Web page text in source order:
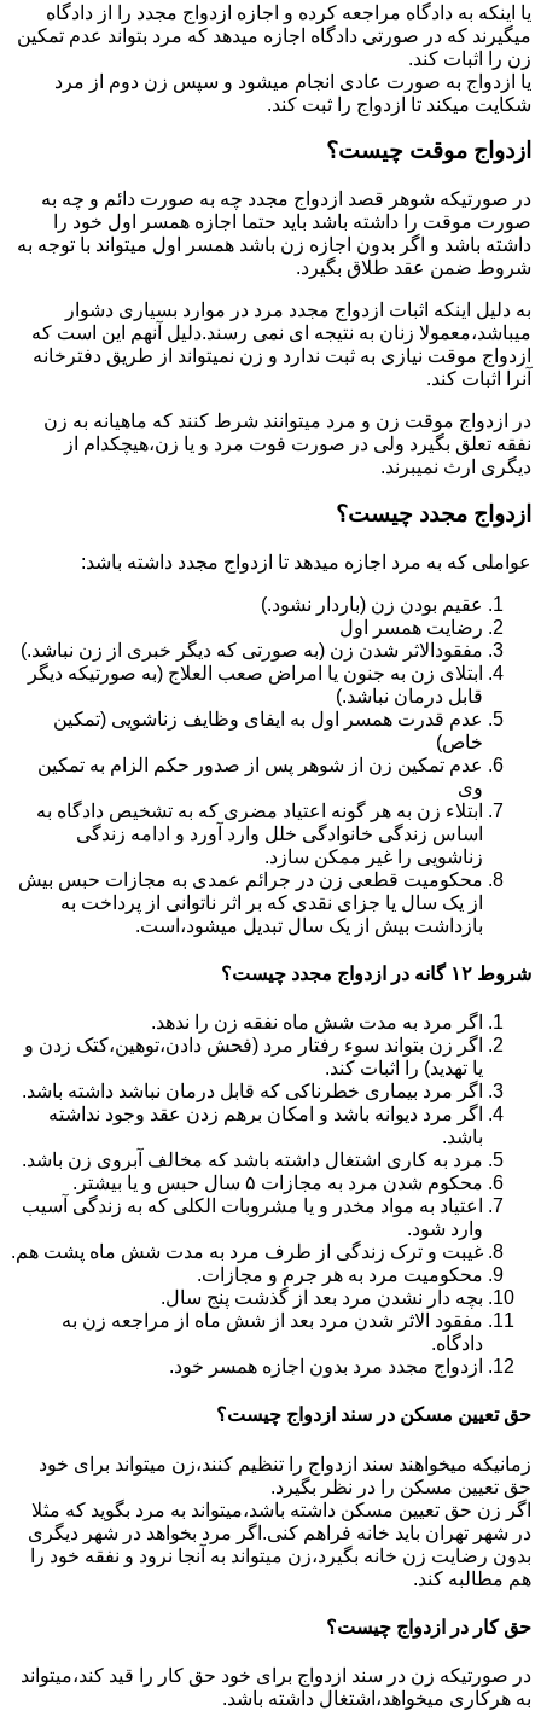
یا اینکه به دادگاه مراجعه کرده و اجازه ازدواج مجدد را از دادگاه
میگیرند که در صورتی دادگاه اجازه میدهد که مرد بتواند عدم تمکین
زن را اثبات کند.
یا ازدواج به صورت عادی انجام میشود و سپس زن دوم از مرد
شکایت میکند تا ازدواج را ثبت کند.
ازدواج موقت چیست؟
در صورتیکه شوهر قصد ازدواج مجدد چه به صورت دائم و چه به
صورت موقت را داشته باشد باید حتما اجازه همسر اول خود را
داشته باشد و اگر بدون اجازه زن باشد همسر اول میتواند با توجه به
شروط ضمن عقد طلاق بگیرد.
به دلیل اینکه اثبات ازدواج مجدد مرد در موارد بسیاری دشوار
میباشد،معمولا زنان به نتیجه ای نمی رسند.دلیل آنهم این است که
ازدواج موقت نیازی به ثبت ندارد و زن نمیتواند از طریق دفترخانه
آنرا اثبات کند.
در ازدواج موقت زن و مرد میتوانند شرط کنند که ماهیانه به زن
نفقه تعلق بگیرد ولی در صورت فوت مرد و یا زن،هیچکدام از
دیگری ارث نمیبرند.
ازدواج مجدد چیست؟
عواملی که به مرد اجازه میدهد تا ازدواج مجدد داشته باشد:
عقیم بودن زن (باردار نشود.)
رضایت همسر اول
مفقودالاثر شدن زن (به صورتی که دیگر خبری از زن نباشد.)
ابتلای زن به جنون یا امراض صعب العلاج (به صورتیکه دیگر
قابل درمان نباشد.)
عدم قدرت همسر اول به ایفای وظایف زناشویی (تمکین
خاص)
عدم تمکین زن از شوهر پس از صدور حکم الزام به تمکین
وی
ابتلاء زن به هر گونه اعتیاد مضری که به تشخیص دادگاه به
اساس زندگی خانوادگی خلل وارد آورد و ادامه زندگی
زناشویی را غیر ممکن سازد.
محکومیت قطعی زن در جرائم عمدی به مجازات حبس بیش
از یک سال یا جزای نقدی که بر اثر ناتوانی از پرداخت به
بازداشت بیش از یک سال تبدیل می‎شود،است.
شروط ۱۲ گانه در ازدواج مجدد چیست؟
اگر مرد به مدت شش ماه نفقه زن را ندهد.
اگر زن بتواند سوء رفتار مرد (فحش دادن،توهین،کتک زدن و
یا تهدید) را اثبات کند.
اگر مرد بیماری خطرناکی که قابل درمان نباشد داشته باشد.
اگر مرد دیوانه باشد و امکان برهم زدن عقد وجود نداشته
باشد.
مرد به کاری اشتغال داشته باشد که مخالف آبروی زن باشد.
محکوم شدن مرد به مجازات ۵ سال حبس و یا بیشتر.
اعتیاد به مواد مخدر و یا مشروبات الکلی که به زندگی آسیب
وارد شود.
غیبت و ترک زندگی از طرف مرد به مدت شش ماه پشت هم.
محکومیت مرد به هر جرم و مجازات.
بچه دار نشدن مرد بعد از گذشت پنج سال.
مفقود الاثر شدن مرد بعد از شش ماه از مراجعه زن به
دادگاه.
ازدواج مجدد مرد بدون اجازه همسر خود.
حق تعیین مسکن در سند ازدواج چیست؟
زمانیکه میخواهند سند ازدواج را تنظیم کنند،زن میتواند برای خود
حق تعیین مسکن را در نظر بگیرد.
اگر زن حق تعیین مسکن داشته باشد،میتواند به مرد بگوید که مثلا
در شهر تهران باید خانه فراهم کنی.اگر مرد بخواهد در شهر دیگری
بدون رضایت زن خانه بگیرد،زن میتواند به آنجا نرود و نفقه خود را
هم مطالبه کند.
حق کار در ازدواج چیست؟
در صورتیکه زن در سند ازدواج برای خود حق کار را قید کند،میتواند
به هرکاری میخواهد،اشتغال داشته باشد.